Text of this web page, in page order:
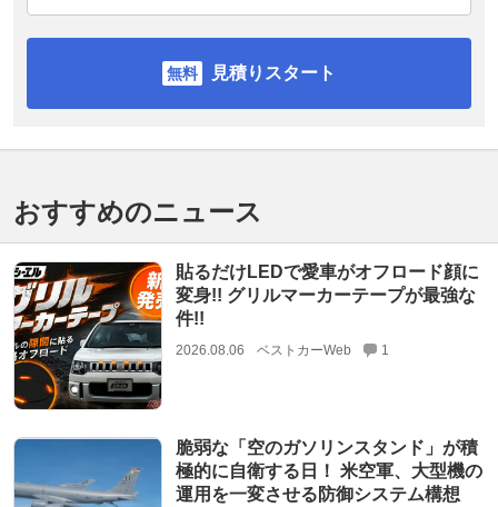
見積りスタート
おすすめのニュース
貼るだけLEDで愛車がオフロード顔に
変身!! グリルマーカーテープが最強な
件!!
2026.08.06 ベストカーWeb 1
脆弱な「空のガソリンスタンド」が積
極的に自衛する日！ 米空軍、大型機の
運用を一変させる防御システム構想